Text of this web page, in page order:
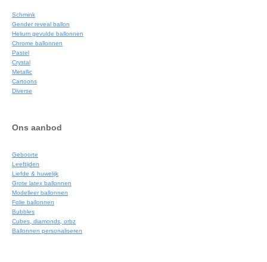
Schmink
Gender reveal ballon
Helium gevulde ballonnen
Chrome ballonnen
Pastel
Crystal
Metallic
Cartoons
Diverse
Ons aanbod
Geboorte
Leeftijden
Liefde & huwelijk
Grote latex ballonnen
Modelleer ballonnen
Folie ballonnen
Bubbles
Cubes, diamonds, orbz
Ballonnen personaliseren